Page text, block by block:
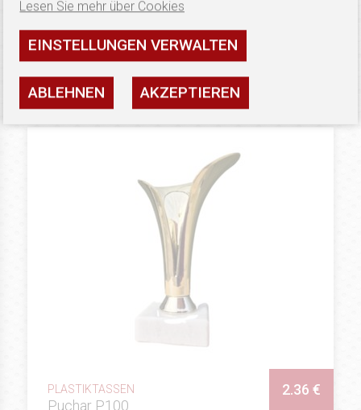
SEHEN
PLASTIKTASSEN
Puchar P100
2.36 €
Lesen Sie mehr über Cookies
EINSTELLUNGEN VERWALTEN
ABLEHNEN AKZEPTIEREN